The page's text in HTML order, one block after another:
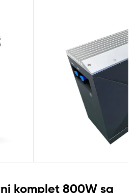
komplet 800W sa